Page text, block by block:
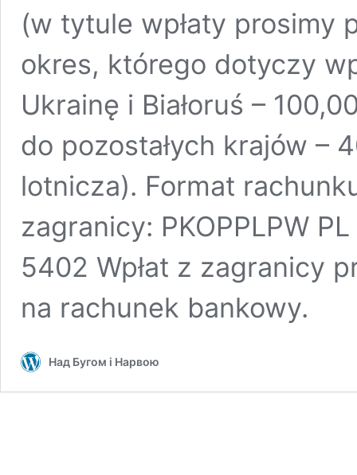
(w tytule wpłaty prosimy
okres, którego dotyczy
Ukrainę i Białoruś –
do pozostałych krajów –
lotnicza). Format
zagranicy: PKOPPLPW
5402 Wpłat z zagranicy
na rachunek bankowy.
Над Бугом і Нарвою